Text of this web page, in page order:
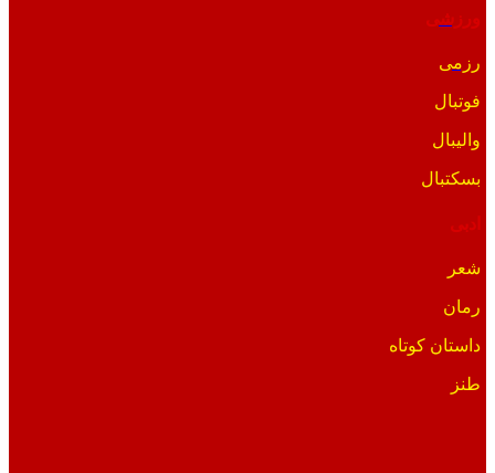
ورزشی
رزمی
فوتبال
والیبال
بسکتبال
ادبی
شعر
رمان
داستان کوتاه
طنز